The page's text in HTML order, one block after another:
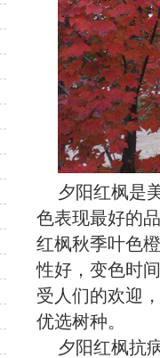
夕阳红枫是
色表现最好的
红枫秋季叶色
性好，变色时
受人们的欢迎
优选树种。
夕阳红枫抗